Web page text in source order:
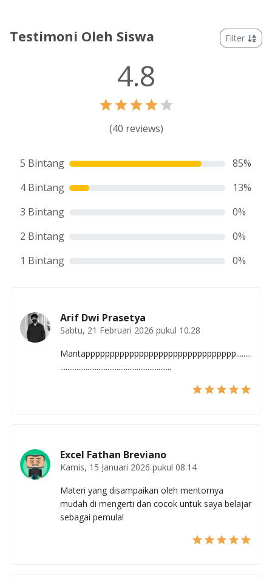
Testimoni Oleh Siswa Filter
4.8
(40 reviews)
5 Bintang 85%
4 Bintang
13%
3 Bintang
0%
2 Bintang
0%
1 Bintang
0%
Arif Dwi Prasetya
Sabtu, 21 Februari 2026 pukul 10.28
Mantappppppppppppppppppppppppppppppp........
.............................................................
Excel Fathan Breviano
Kamis, 15 Januari 2026 pukul 08.14
Materi yang disampaikan oleh mentornya
mudah di mengerti dan cocok untuk saya belajar
sebagai pemula!